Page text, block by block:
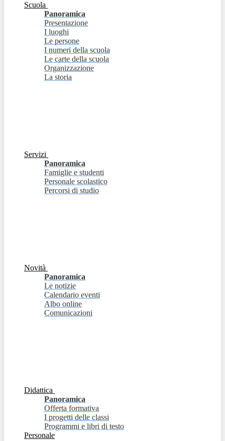
Scuola
Panoramica
Presentazione
I luoghi
Le persone
I numeri della scuola
Le carte della scuola
Organizzazione
La storia
Servizi
Panoramica
Famiglie e studenti
Personale scolastico
Percorsi di studio
Novità
Panoramica
Le notizie
Calendario eventi
Albo online
Comunicazioni
Didattica
Panoramica
Offerta formativa
I progetti delle classi
Programmi e libri di testo
Personale